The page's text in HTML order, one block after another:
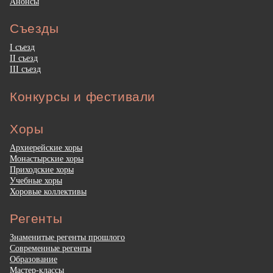
Съезды
I съезд
II съезд
III съезд
Конкурсы и фестивали
Хоры
Архиерейские хоры
Монастырские хоры
Приходские хоры
Учебные хоры
Хоровые коллективы
Регенты
Знаменитые регенты прошлого
Современные регенты
Образование
Мастер-классы